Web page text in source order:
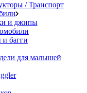
/ Транспорт
и джипы
багги
для малышей